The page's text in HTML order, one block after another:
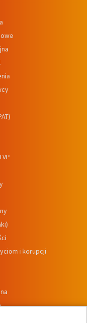
i korupcji